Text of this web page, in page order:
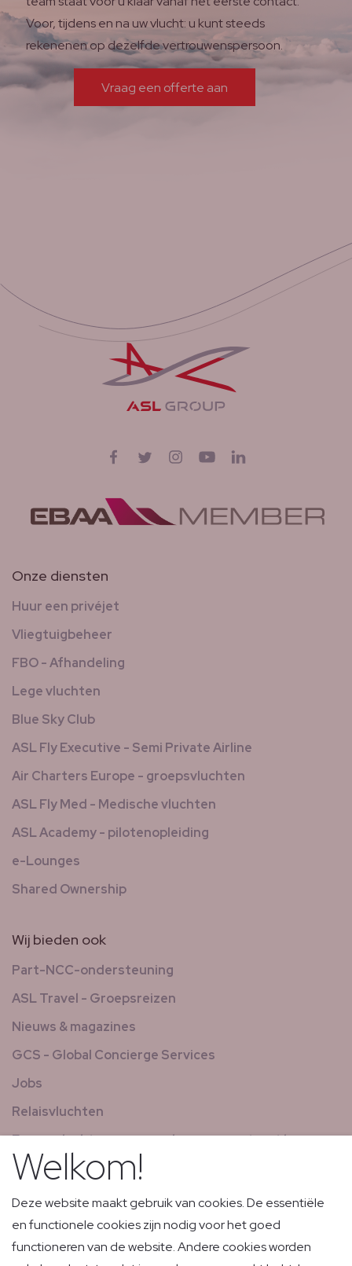
Vraag een offerte aan
Voor, tijdens en na uw vlucht: u kunt steeds
rekenenen op dezelfde vertrouwenspersoon.
Volg ons opFacebook
Twitter InstagramYouTube
Onze diensten
Huur een privéjet
Vliegtuigbeheer
FBO - Afhandeling
Lege vluchten
Blue Sky Club
ASL Fly Executive - Semi Private Airline
Air Charters Europe - groepsvluchten
ASL Fly Med - Medische vluchten
ASL Academy - pilotenopleiding
e-Lounges
Shared Ownership
Wij bieden ook
Part-NCC-ondersteuning
ASL Travel - Groepsreizen
Nieuws & magazines
GCS - Global Concierge Services
Jobs
Relaisvluchten
Expresvluchten voor goederen en post met laag
volume
Welkom!
Deze website maakt gebruik van cookies. De essentiële
en functionele cookies zijn nodig voor het goed
functioneren van de website. Andere cookies worden